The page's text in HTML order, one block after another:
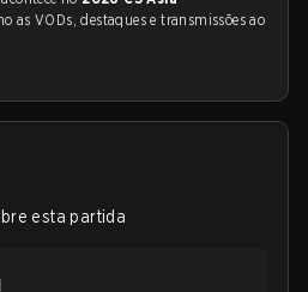
as VODs, destaques e transmissões ao
esta partida